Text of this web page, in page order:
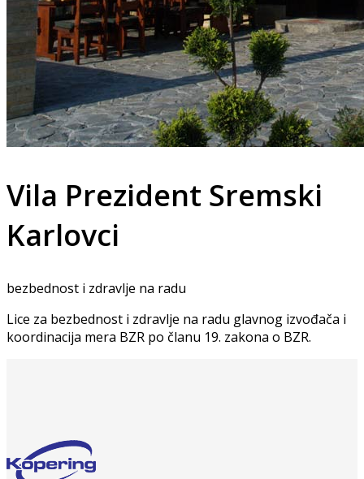
Vila Prezident Sremski
Karlovci
bezbednost i zdravlje na radu
Lice za bezbednost i zdravlje na radu glavnog izvođača i
koordinacija mera BZR po članu 19. zakona o BZR.